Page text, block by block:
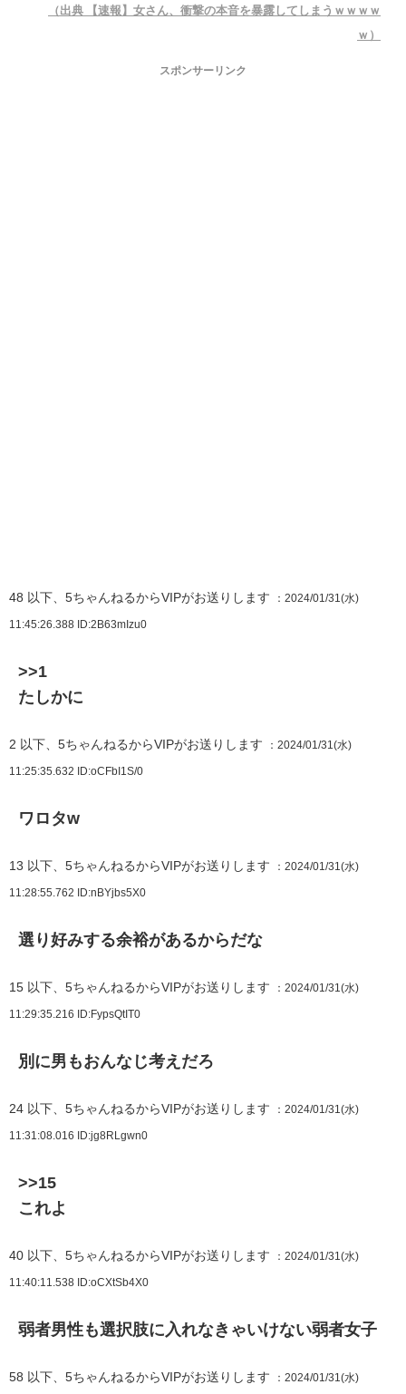
（出典 【速報】女さん、衝撃の本音を暴露してしまうｗｗｗｗ
ｗ）
スポンサーリンク
48 以下、5ちゃんねるからVIPがお送りします ：2024/01/31(水)
11:45:26.388 ID:2B63mIzu0
>>1
たしかに
2 以下、5ちゃんねるからVIPがお送りします ：2024/01/31(水)
11:25:35.632 ID:oCFbI1S/0
ワロタw
13 以下、5ちゃんねるからVIPがお送りします ：2024/01/31(水)
11:28:55.762 ID:nBYjbs5X0
選り好みする余裕があるからだな
15 以下、5ちゃんねるからVIPがお送りします ：2024/01/31(水)
11:29:35.216 ID:FypsQtIT0
別に男もおんなじ考えだろ
24 以下、5ちゃんねるからVIPがお送りします ：2024/01/31(水)
11:31:08.016 ID:jg8RLgwn0
>>15
これよ
40 以下、5ちゃんねるからVIPがお送りします ：2024/01/31(水)
11:40:11.538 ID:oCXtSb4X0
弱者男性も選択肢に入れなきゃいけない弱者女子
58 以下、5ちゃんねるからVIPがお送りします ：2024/01/31(水)